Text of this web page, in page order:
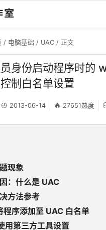
室
/ 电脑基础 / UAC / 正文
身份启动程序时的
制白名单设置
2013-06-14 27651热度
现象
：什么是 UAC
方法参考
程序添加至 UAC 白名单
用第三方工具设置